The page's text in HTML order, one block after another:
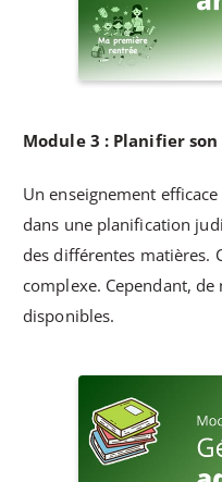
Module 3 : Planifier
Un enseignement
dans une planification
des différentes matières.
complexe. Cependant,
disponibles.